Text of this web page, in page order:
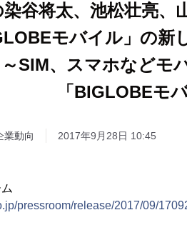
谷将太、池松壮亮、
モバイル」の新
～SIM、スマホなどモ
「BIGLOBEモ
業動向 2017年9月28日 10:45
pressroom/release/2017/09/